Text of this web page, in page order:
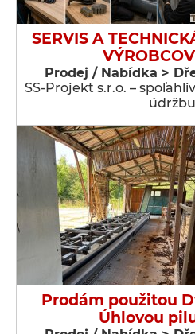
SERVIS A
Prodej / Nabídka >
SS-Projekt s.r.o. –
Prodám použitou
Úhlovou